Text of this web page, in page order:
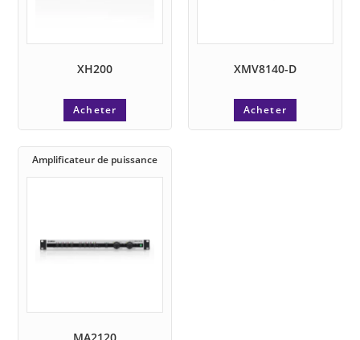
XH200
Acheter
XMV8140-D
Acheter
Amplificateur de puissance